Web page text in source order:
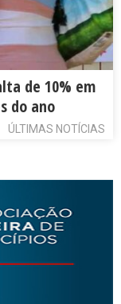
de 10% em
do ano
ÚLTIMAS NOTÍCIAS